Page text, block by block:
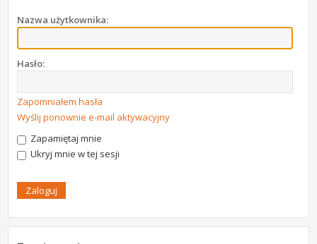
Nazwa użytkownika:
Hasło:
Zapomniałem hasła
Wyślij ponownie e-mail aktywacyjny
Zapamiętaj mnie
Ukryj mnie w tej sesji